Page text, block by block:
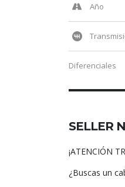
Año
Diferenciales
SELLER
¡ATENCIÓN
¿Buscas un